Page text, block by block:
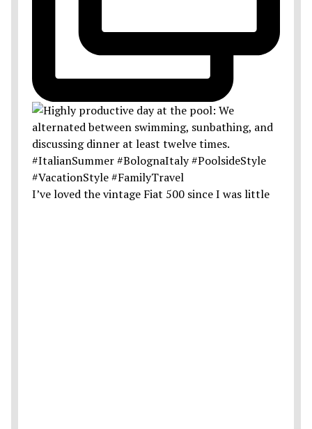
I’ve loved the vintage Fiat 500 since I was little